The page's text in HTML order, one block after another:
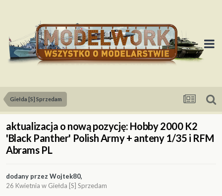
Giełda [S] Sprzedam
aktualizacja o nową pozycję: Hobby 2000 K2
'Black Panther' Polish Army + anteny 1/35 i RFM
Abrams PL
dodany przez Wojtek80,
26 Kwietnia w Giełda [S] Sprzedam